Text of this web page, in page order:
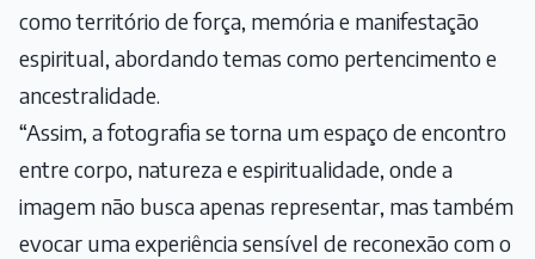
como território de força, memória e manifestação
espiritual, abordando temas como pertencimento e
ancestralidade.
“Assim, a fotografia se torna um espaço de encontro
entre corpo, natureza e espiritualidade, onde a
imagem não busca apenas representar, mas também
evocar uma experiência sensível de reconexão com o